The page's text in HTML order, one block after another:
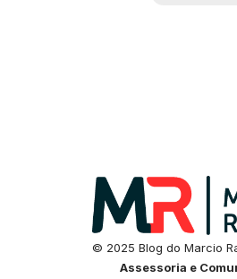
© 2025 Blog do Marcio
Assessoria e